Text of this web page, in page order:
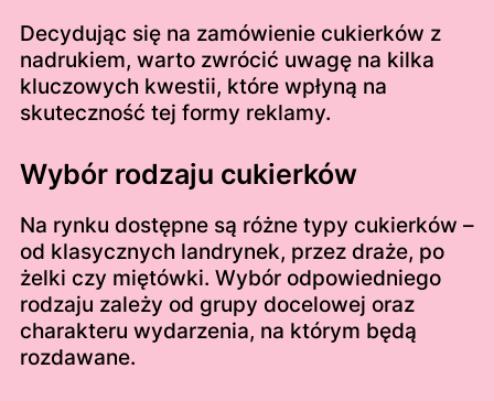
Decydując się na zamówienie cukierków z
nadrukiem, warto zwrócić uwagę na kilka
kluczowych kwestii, które wpłyną na
skuteczność tej formy reklamy.
Wybór rodzaju cukierków
Na rynku dostępne są różne typy cukierków –
od klasycznych landrynek, przez draże, po
żelki czy miętówki. Wybór odpowiedniego
rodzaju zależy od grupy docelowej oraz
charakteru wydarzenia, na którym będą
rozdawane.